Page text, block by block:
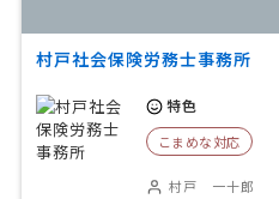
村戸社会保険労務士事務所
特色
こまめな対応
村戸 一十郎